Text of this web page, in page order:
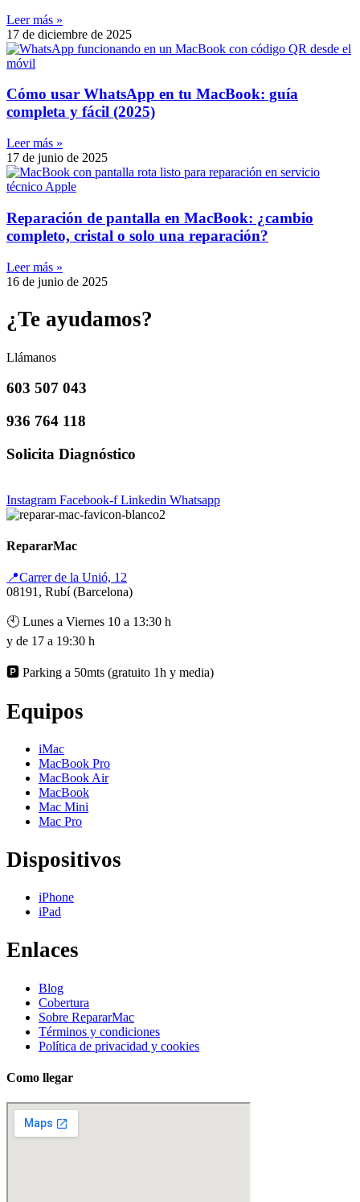
Leer más »
17 de diciembre de 2025
Cómo usar WhatsApp en tu MacBook: guía
completa y fácil (2025)
Leer más »
17 de junio de 2025
Reparación de pantalla en MacBook: ¿cambio
completo, cristal o solo una reparación?
Leer más »
16 de junio de 2025
¿Te ayudamos?
Llámanos
603 507 043
936 764 118
Solicita Diagnóstico
Instagram Facebook-f Linkedin Whatsapp
RepararMac
📍Carrer de la Unió, 12
08191, Rubí (Barcelona)
🕙 Lunes a Viernes 10 a 13:30 h
y de 17 a 19:30 h
🅿️ Parking a 50mts (gratuito 1h y media)
Equipos
iMac
MacBook Pro
MacBook Air
MacBook
Mac Mini
Mac Pro
Dispositivos
iPhone
iPad
Enlaces
Blog
Cobertura
Sobre RepararMac
Términos y condiciones
Política de privacidad y cookies
Como llegar